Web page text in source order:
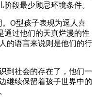
段最少顾忌环境条件。
O型孩子表现为逗人喜
通过他们的天真烂漫的性
的语言来说则是他们的行
到社会的存在了，他们一
继续保留着孩子世界中的